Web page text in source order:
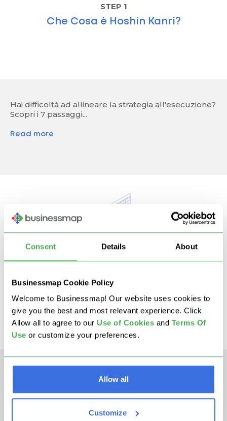
Consent Details About
Businessmap Cookie Policy
Welcome to Businessmap! Our website uses cookies to
give you the best and most relevant experience. Click
Allow all to agree to our Use of Cookies and Terms Of
Use or customize your preferences.
Allow all
Customize
STEP 1
Che Cosa è Hoshin Kanri?
Hai difficoltà ad allineare la strategia all'esecuzione?
Scopri i 7 passaggi...
Read more
Scopri cos’è la Matrice X Hoshin Kanri, come
leggerla e come sfruttare al...